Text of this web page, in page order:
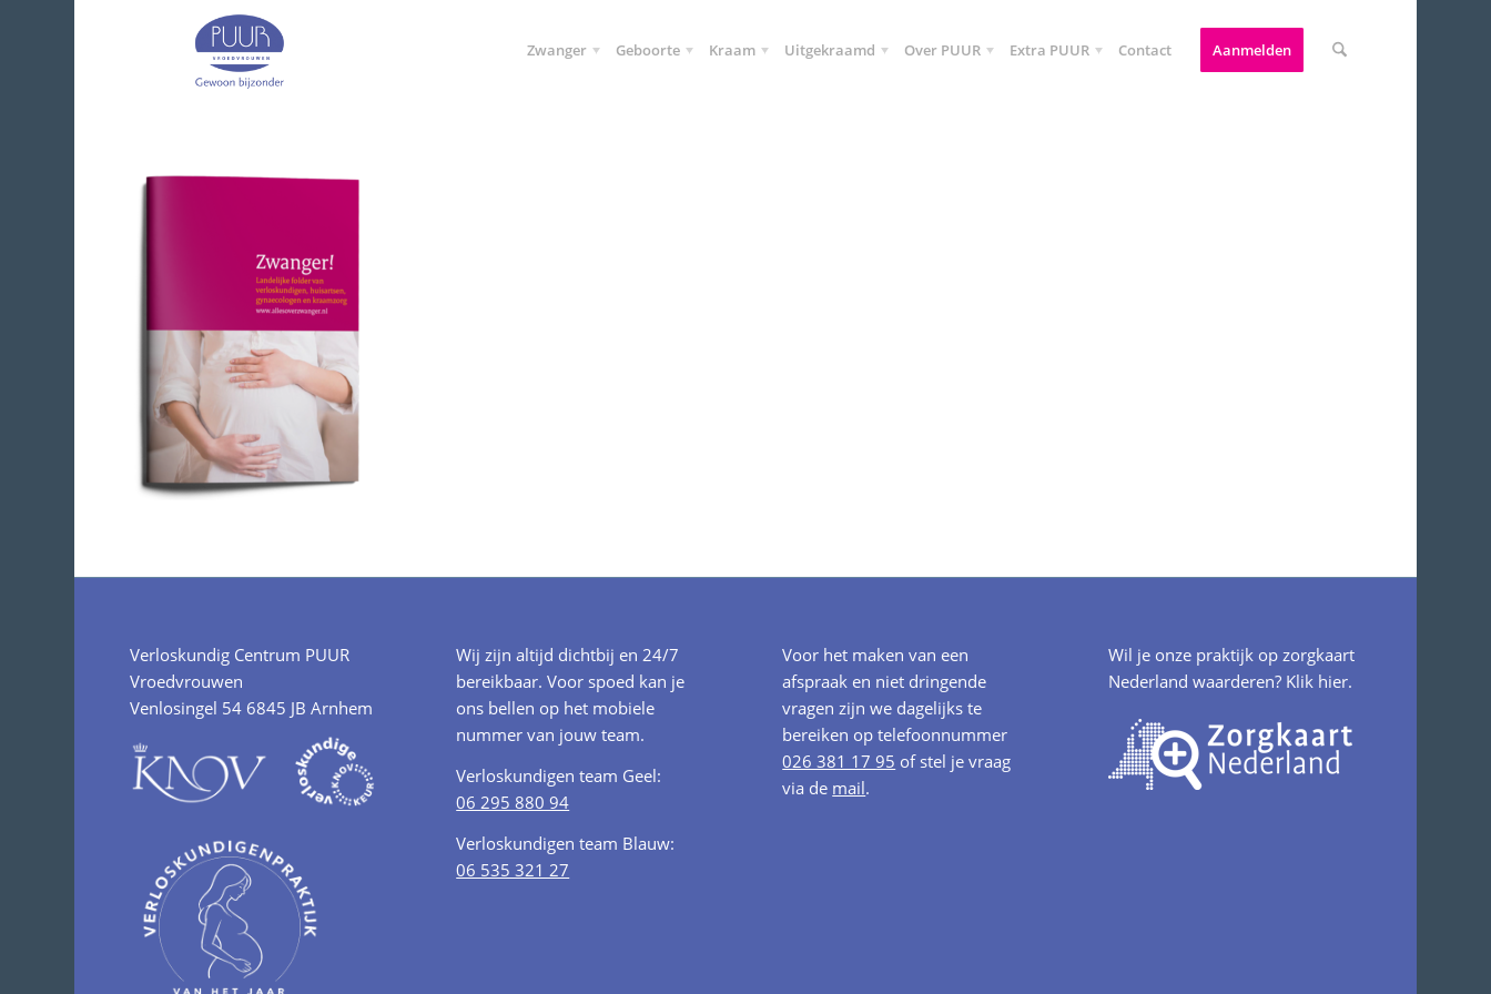
Zwanger Geboorte Kraam Uitgekraamd Over PUUR Extra PUUR Contact Aanmelden
Verloskundig Centrum PUUR
Vroedvrouwen
Venlosingel 54 6845 JB Arnhem
Wij zijn altijd dichtbij en 24/7
bereikbaar. Voor spoed kan je
ons bellen op het mobiele
nummer van jouw team.
Verloskundigen team Geel:
06 295 880 94
Verloskundigen team Blauw:
06 535 321 27
Voor het maken van een
afspraak en niet dringende
vragen zijn we dagelijks te
bereiken op telefoonnummer
026 381 17 95 of stel je vraag
via de mail.
Wil je onze praktijk op zorgkaart
Nederland waarderen? Klik hier.